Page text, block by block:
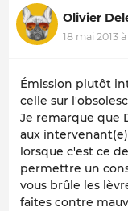
Olivier
18 mai 2013
Émission plutôt
celle sur
Je remarque que
aux
lorsque c'est ce
permettre un
vous brûle les
faites contre